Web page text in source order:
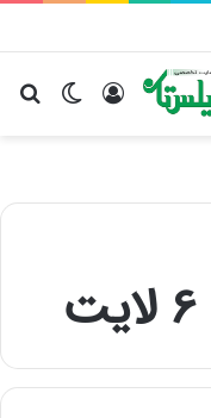
تغییر ورود